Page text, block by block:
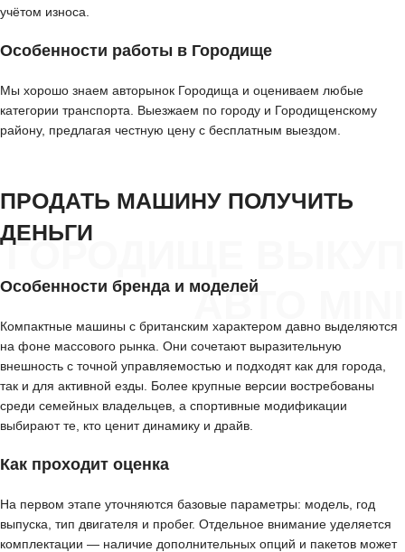
учётом износа.
Особенности работы в Городище
Мы хорошо знаем авторынок Городища и оцениваем любые
категории транспорта. Выезжаем по городу и Городищенскому
району, предлагая честную цену с бесплатным выездом.
ГОРОДИЩЕ ВЫКУП
АВТО MINI
ПРОДАТЬ МАШИНУ ПОЛУЧИТЬ
ДЕНЬГИ
Особенности бренда и моделей
Компактные машины с британским характером давно выделяются
на фоне массового рынка. Они сочетают выразительную
внешность с точной управляемостью и подходят как для города,
так и для активной езды. Более крупные версии востребованы
среди семейных владельцев, а спортивные модификации
выбирают те, кто ценит динамику и драйв.
Как проходит оценка
На первом этапе уточняются базовые параметры: модель, год
выпуска, тип двигателя и пробег. Отдельное внимание уделяется
комплектации — наличие дополнительных опций и пакетов может